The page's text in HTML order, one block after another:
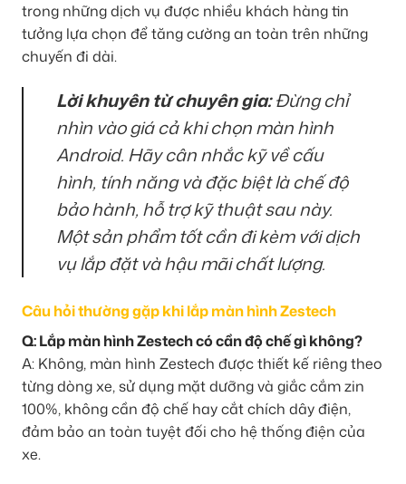
trong những dịch vụ được nhiều khách hàng tin
tưởng lựa chọn để tăng cường an toàn trên những
chuyến đi dài.
Lời khuyên từ chuyên gia:Đừng chỉ
nhìn vào giá cả khi chọn màn hình
Android. Hãy cân nhắc kỹ về cấu
hình, tính năng và đặc biệt là chế độ
bảo hành, hỗ trợ kỹ thuật sau này.
Một sản phẩm tốt cần đi kèm với dịch
vụ lắp đặt và hậu mãi chất lượng.
Câu hỏi thường gặp khi lắp màn hình Zestech
Q: Lắp màn hình Zestech có cần độ chế gì không?
A: Không, màn hình Zestech được thiết kế riêng theo
từng dòng xe, sử dụng mặt dưỡng và giắc cắm zin
100%, không cần độ chế hay cắt chích dây điện,
đảm bảo an toàn tuyệt đối cho hệ thống điện của
xe.